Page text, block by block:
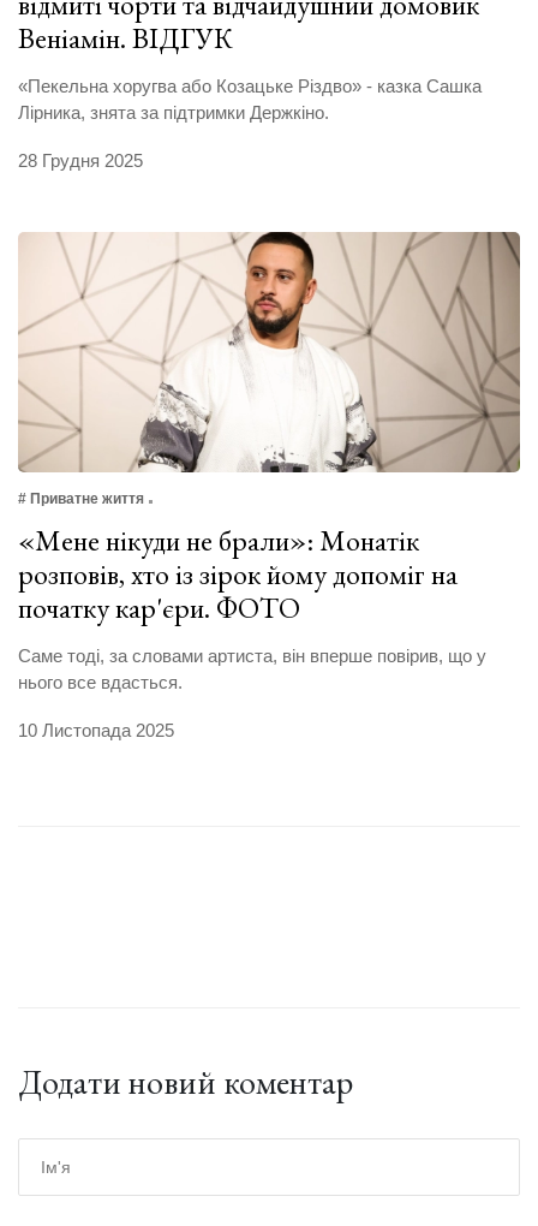
Веніамін. ВІДГУК
«Пекельна хоругва або Козацьке Різдво» - казка Сашка
Лірника, знята за підтримки Держкіно.
28 Грудня 2025
# Приватне життя
«Мене нікуди не брали»: Монатік
розповів, хто із зірок йому допоміг на
початку кар'єри. ФОТО
Саме тоді, за словами артиста, він вперше повірив, що у
нього все вдасться.
10 Листопада 2025
Додати новий коментар